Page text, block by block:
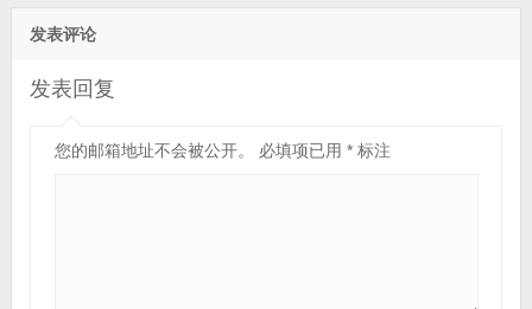
发表评论
发表回复
您的邮箱地址不会被公开。 必填项已用 *标注